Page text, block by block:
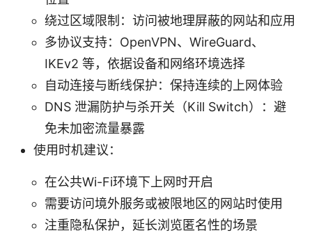
绕过区域限制：访问被地理屏蔽的网站和应用
多协议支持：OpenVPN、WireGuard、
IKEv2 等，依据设备和网络环境选择
自动连接与断线保护：保持连续的上网体验
DNS 泄漏防护与杀开关（Kill Switch）：避
免未加密流量暴露
使用时机建议：
在公共Wi-Fi环境下上网时开启
需要访问境外服务或被限地区的网站时使用
注重隐私保护，延长浏览匿名性的场景